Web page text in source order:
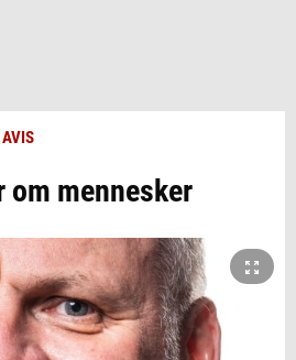
AVIS
om mennesker